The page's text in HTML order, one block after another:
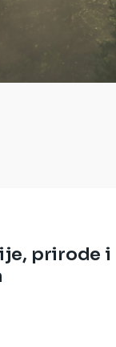
prirode i